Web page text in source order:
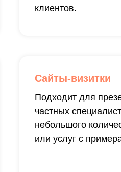
клиентов.
Сайты-визитки
Подходит для
частных
небольшого
или услуг с